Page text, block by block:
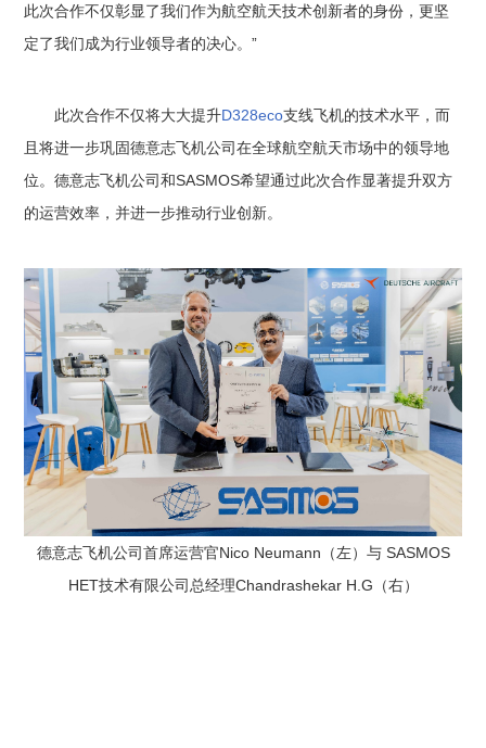
此次合作不仅彰显了我们作为航空航天技术创新者的身份，更坚
定了我们成为行业领导者的决心。”
此次合作不仅将大大提升D328eco支线飞机的技术水平，而
且将进一步巩固德意志飞机公司在全球航空航天市场中的领导地
位。德意志飞机公司和SASMOS希望通过此次合作显著提升双方
的运营效率，并进一步推动行业创新。
德意志飞机公司首席运营官Nico Neumann（左）与 SASMOS
HET技术有限公司总经理Chandrashekar H.G（右）